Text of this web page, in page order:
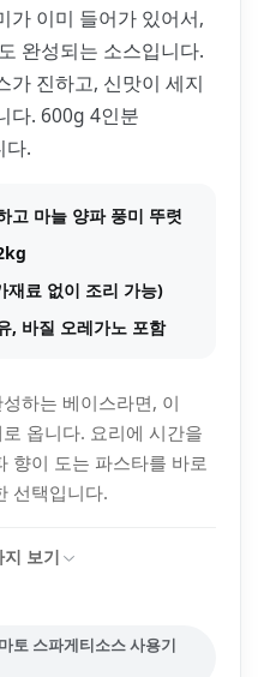
가 이미 들어가 있어서,
완성되는 소스입니다.
가 진하고, 신맛이 세지
다. 600g 4인분
다.
고 마늘 양파 풍미 뚜렷
재료 없이 조리 가능)
, 바질 오레가노 포함
하는 베이스라면, 이
옵니다. 요리에 시간을
향이 도는 파스타를 바로
선택입니다.
지 보기
토 스파게티소스 사용기